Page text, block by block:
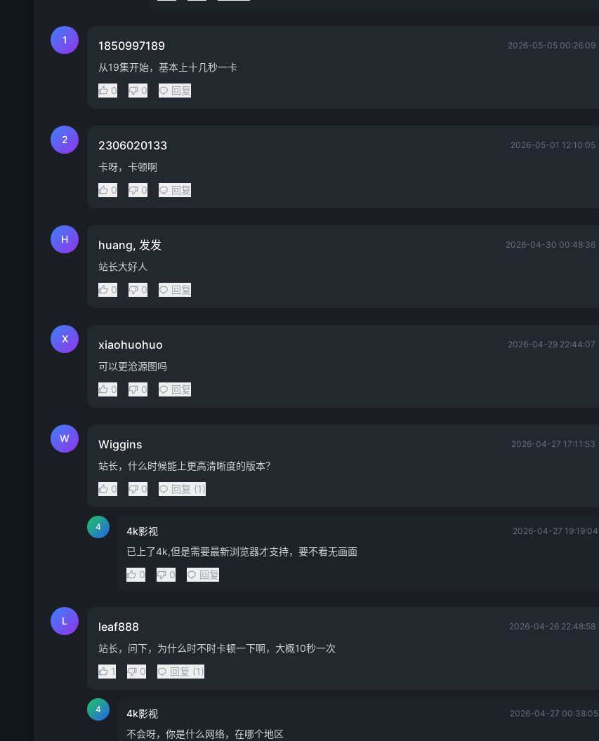
1 1850997189 2026-05-05 00:26:09
从19集开始，基本上十几秒一卡
0
0 回复
2 2306020133 2026-05-01 12:10:05
卡呀，卡顿啊
0
0 回复
H huang, 发发 2026-04-30 00:48:36
站长大好人
0
0 回复
X xiaohuohuo 2026-04-29 22:44:07
可以更沧源图吗
0
0 回复
W Wiggins 2026-04-27 17:11:53
站长，什么时候能上更高清晰度的版本？
0
0 回复 (1)
4 4k影视 2026-04-27 19:19:04
已上了4k,但是需要最新浏览器才支持，要不看无画面
0
0 回复
L leaf888 2026-04-26 22:48:58
站长，问下，为什么时不时卡顿一下啊，大概10秒一次
1
0 回复 (1)
4 4k影视 2026-04-27 00:38:05
不会呀，你是什么网络，在哪个地区